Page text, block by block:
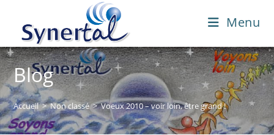
content
Menu
Blog
Accueil > Non classé > Voeux 2010 – voir loin, être grand !